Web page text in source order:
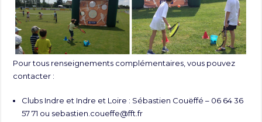
Pour tous renseignements complémentaires, vous pouvez
contacter :
Clubs Indre et Indre et Loire : Sébastien Couëffé – 06 64 36
57 71 ou sebastien.coueffe@fft.fr